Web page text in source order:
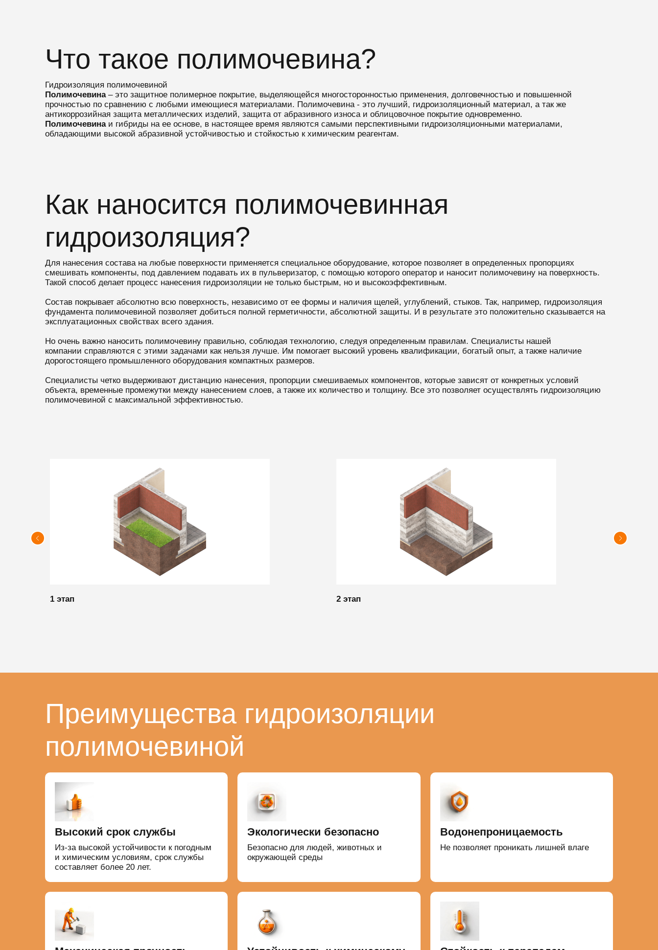
Что такое полимочевина?
Гидроизоляция полимочевиной
Полимочевина– это защитное полимерное покрытие, выделяющейся многосторонностью применения, долговечностью и повышенной
прочностью по сравнению с любыми имеющиеся материалами. Полимочевина - это лучший, гидроизоляционный материал, а так же
антикоррозийная защита металлических изделий, защита от абразивного износа и облицовочное покрытие одновременно.
Полимочевинаи гибриды на ее основе, в настоящее время являются самыми перспективными гидроизоляционными материалами,
обладающими высокой абразивной устойчивостью и стойкостью к химическим реагентам.
Как наносится полимочевинная
гидроизоляция?
Для нанесения состава на любые поверхности применяется специальное оборудование, которое позволяет в определенных пропорциях
смешивать компоненты, под давлением подавать их в пульверизатор, с помощью которого оператор и наносит полимочевину на поверхность.
Такой способ делает процесс нанесения гидроизоляции не только быстрым, но и высокоэффективным.
Состав покрывает абсолютно всю поверхность, независимо от ее формы и наличия щелей, углублений, стыков. Так, например, гидроизоляция
фундамента полимочевиной позволяет добиться полной герметичности, абсолютной защиты. И в результате это положительно сказывается на
эксплуатационных свойствах всего здания.
Но очень важно наносить полимочевину правильно, соблюдая технологию, следуя определенным правилам. Специалисты нашей
компании справляются с этими задачами как нельзя лучше. Им помогает высокий уровень квалификации, богатый опыт, а также наличие
дорогостоящего промышленного оборудования компактных размеров.
Специалисты четко выдерживают дистанцию нанесения, пропорции смешиваемых компонентов, которые зависят от конкретных условий
объекта, временные промежутки между нанесением слоев, а также их количество и толщину. Все это позволяет осуществлять гидроизоляцию
полимочевиной с максимальной эффективностью.
1 этап 2 этап
Преимущества гидроизоляции
полимочевиной
Высокий срок службы
Из-за высокой устойчивости к погодным
и химическим условиям, срок службы
составляет более 20 лет.
Экологически безопасно
Безопасно для людей, животных и
окружающей среды
Водонепроницаемость
Не позволяет проникать лишней влаге